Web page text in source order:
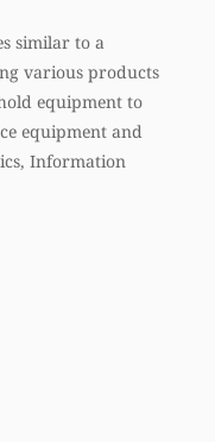
similar to a
various products
equipment to
equipment and
Information